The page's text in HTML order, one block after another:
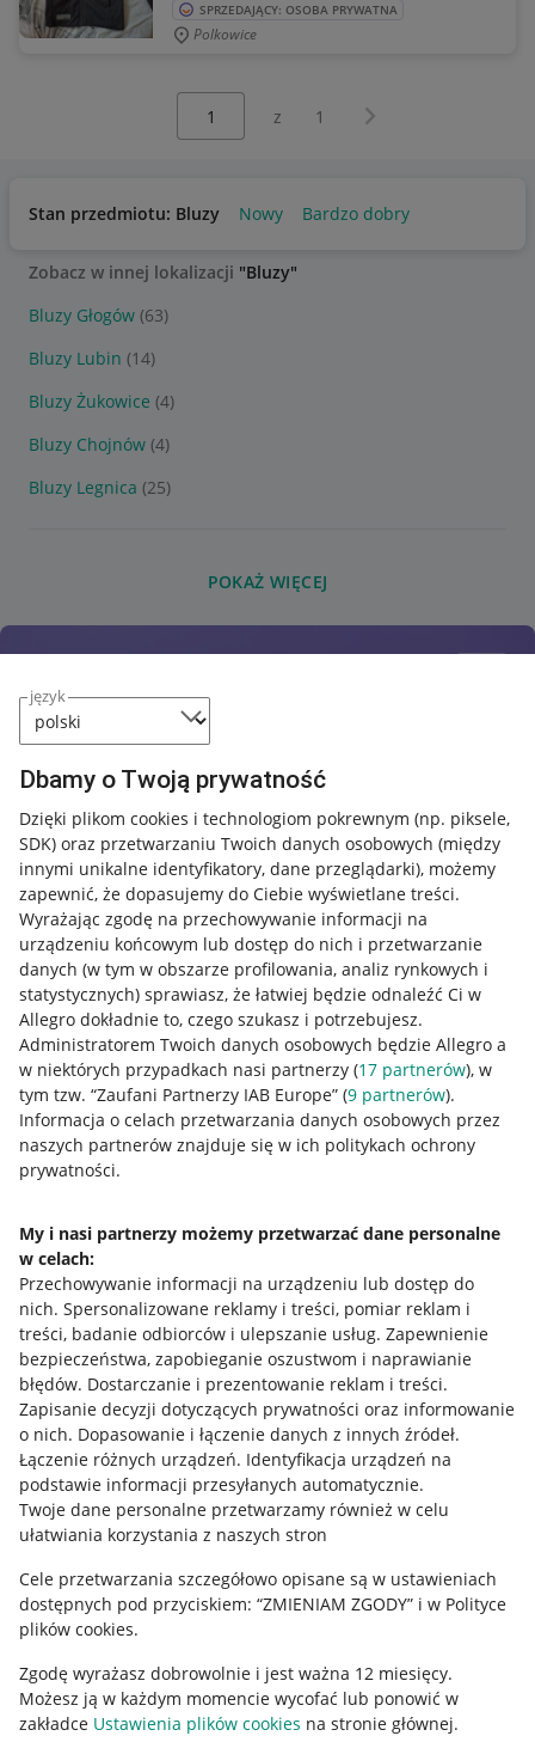
język
Dbamy o Twoją prywatność
Dzięki plikom cookies i technologiom pokrewnym (np. piksele,
SDK) oraz przetwarzaniu Twoich danych osobowych (między
innymi unikalne identyfikatory, dane przeglądarki), możemy
zapewnić, że dopasujemy do Ciebie wyświetlane treści.
Wyrażając zgodę na przechowywanie informacji na
urządzeniu końcowym lub dostęp do nich i przetwarzanie
danych (w tym w obszarze profilowania, analiz rynkowych i
statystycznych) sprawiasz, że łatwiej będzie odnaleźć Ci w
Allegro dokładnie to, czego szukasz i potrzebujesz.
Administratorem Twoich danych osobowych będzie Allegro a
w niektórych przypadkach nasi partnerzy (17 partnerów), w
tym tzw. “Zaufani Partnerzy IAB Europe” (9 partnerów).
Informacja o celach przetwarzania danych osobowych przez
naszych partnerów znajduje się w ich politykach ochrony
prywatności.
My i nasi partnerzy możemy przetwarzać dane personalne
w celach:
Przechowywanie informacji na urządzeniu lub dostęp do
nich. Spersonalizowane reklamy i treści, pomiar reklam i
treści, badanie odbiorców i ulepszanie usług. Zapewnienie
bezpieczeństwa, zapobieganie oszustwom i naprawianie
błędów. Dostarczanie i prezentowanie reklam i treści.
Zapisanie decyzji dotyczących prywatności oraz informowanie
o nich. Dopasowanie i łączenie danych z innych źródeł.
Łączenie różnych urządzeń. Identyfikacja urządzeń na
podstawie informacji przesyłanych automatycznie.
Twoje dane personalne przetwarzamy również w celu
ułatwiania korzystania z naszych stron
Cele przetwarzania szczegółowo opisane są w ustawieniach
dostępnych pod przyciskiem: “ZMIENIAM ZGODY” i w Polityce
plików cookies.
Zgodę wyrażasz dobrowolnie i jest ważna 12 miesięcy.
Możesz ją w każdym momencie wycofać lub ponowić w
zakładce Ustawienia plików cookies na stronie głównej.
SPRZEDAJĄCY: OSOBA PRYWATNA
Polkowice
z 1 Następna strona
Stan przedmiotu: Bluzy Nowy Bardzo dobry
Zobacz w innej lokalizacji "Bluzy"
Bluzy Głogów (63)
Bluzy Lubin (14)
Bluzy Żukowice (4)
Bluzy Chojnów (4)
Bluzy Legnica (25)
POKAŻ WIĘCEJ
Przydatne informacje
Jak to działa
Allegro Gadane dla sprzedających
Allegro Gadane dla kupujących
Mapa miejscowości
Informacje prawne
Regulamin
Polityka plików "cookies"
Ustawienia plików "cookies"
Udostępnianie lokalizacji
Informacje dla Aktu o Usługach Cyfrowych
Pobierz aplikację